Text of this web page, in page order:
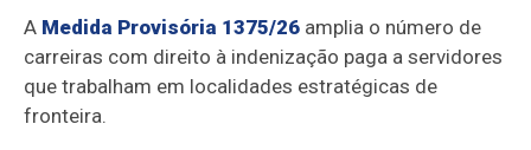
A Medida Provisória 1375/26 amplia o número de
carreiras com direito à indenização paga a servidores
que trabalham em localidades estratégicas de
fronteira.